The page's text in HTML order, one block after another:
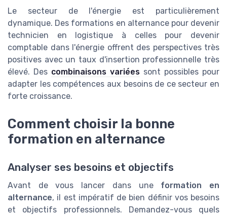
Le secteur de l'énergie est particulièrement
dynamique. Des formations en alternance pour devenir
technicien en logistique à celles pour devenir
comptable dans l'énergie offrent des perspectives très
positives avec un taux d'insertion professionnelle très
élevé. Des combinaisons variées sont possibles pour
adapter les compétences aux besoins de ce secteur en
forte croissance.
Comment choisir la bonne
formation en alternance
Analyser ses besoins et objectifs
Avant de vous lancer dans une formation en
alternance, il est impératif de bien définir vos besoins
et objectifs professionnels. Demandez-vous quels